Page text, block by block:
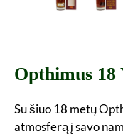
Opthimus 18
Su šiuo 18 metų
atmosferą į savo